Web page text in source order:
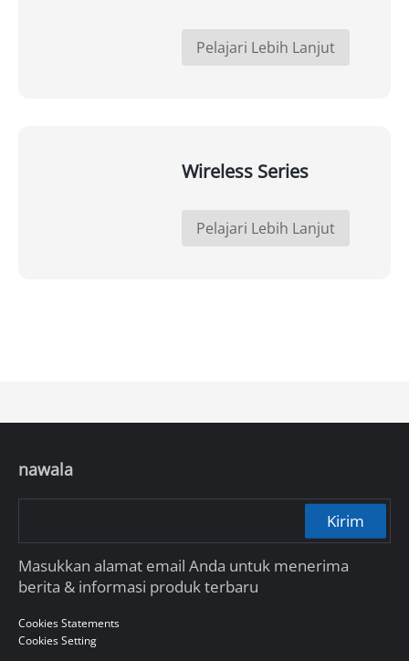
Pelajari Lebih Lanjut
Wireless Series
Pelajari Lebih Lanjut
nawala
Kirim
Masukkan alamat email Anda untuk menerima
berita & informasi produk terbaru
Cookies Statements
Cookies Setting